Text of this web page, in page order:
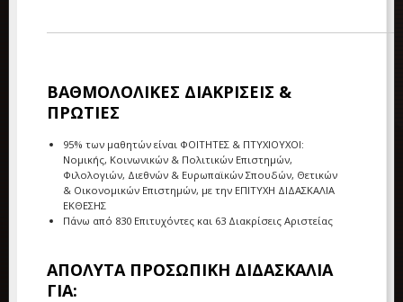
ΒΑΘΜΟΛΟΛΙΚΕΣ ΔΙΑΚΡΙΣΕΙΣ &
ΠΡΩΤΙΕΣ
95% των μαθητών είναι ΦΟΙΤΗΤΕΣ & ΠΤΥΧΙΟΥΧΟΙ:
Νομικής, Κοινωνικών & Πολιτικών Επιστημών,
Φιλολογιών, Διεθνών & Ευρωπαϊκών Σπουδών, Θετικών
& Οικονομικών Επιστημών, με την ΕΠΙΤΥΧΗ ΔΙΔΑΣΚΑΛΙΑ
ΕΚΘΕΣΗΣ
Πάνω από 830 Επιτυχόντες και 63 Διακρίσεις Αριστείας
ΑΠΟΛΥΤΑ ΠΡΟΣΩΠΙΚΗ ΔΙΔΑΣΚΑΛΙΑ
ΓΙΑ: